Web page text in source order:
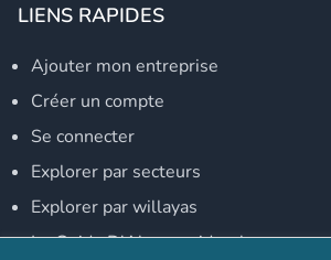
LIENS RAPIDES
Ajouter mon entreprise
Créer un compte
Se connecter
Explorer par secteurs
Explorer par willayas
Le Guide D'Alger, guide-alger.com